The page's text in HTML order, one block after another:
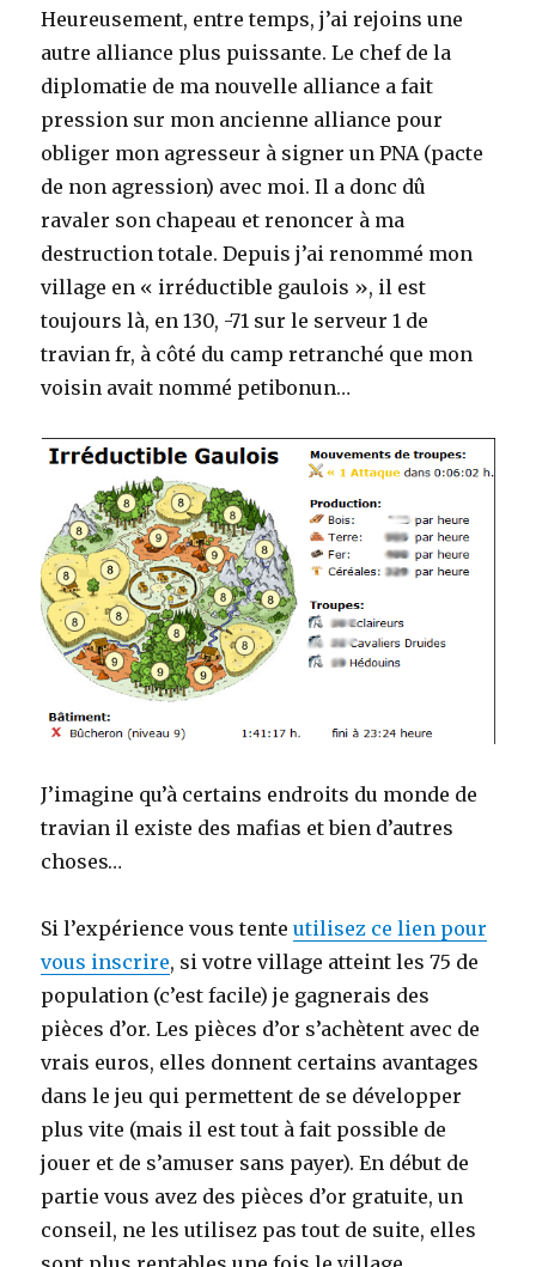
Heureusement, entre temps, j’ai rejoins une
autre alliance plus puissante. Le chef de la
diplomatie de ma nouvelle alliance a fait
pression sur mon ancienne alliance pour
obliger mon agresseur à signer un PNA (pacte
de non agression) avec moi. Il a donc dû
ravaler son chapeau et renoncer à ma
destruction totale. Depuis j’ai renommé mon
village en « irréductible gaulois », il est
toujours là, en 130, -71 sur le serveur 1 de
travian fr, à côté du camp retranché que mon
voisin avait nommé petibonun…
J’imagine qu’à certains endroits du monde de
travian il existe des mafias et bien d’autres
choses…
Si l’expérience vous tenteutilisez ce lien pour
vous inscrire, si votre village atteint les 75 de
population (c’est facile) je gagnerais des
pièces d’or. Les pièces d’or s’achètent avec de
vrais euros, elles donnent certains avantages
dans le jeu qui permettent de se développer
plus vite (mais il est tout à fait possible de
jouer et de s’amuser sans payer). En début de
partie vous avez des pièces d’or gratuite, un
conseil, ne les utilisez pas tout de suite, elles